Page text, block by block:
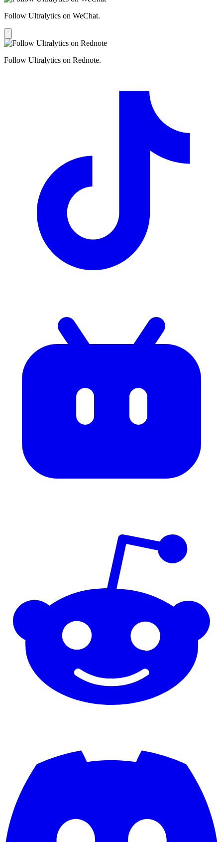
Follow Ultralytics on WeChat.
Follow Ultralytics on Rednote.